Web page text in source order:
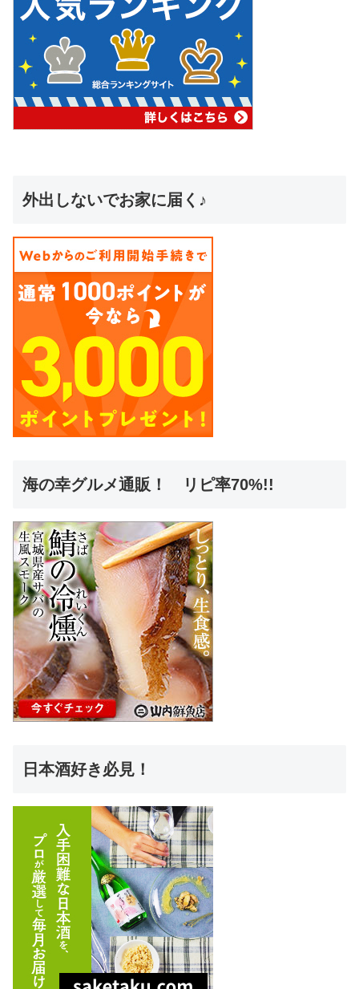
外出しないでお家に届く♪
海の幸グルメ通販！ リピ率70%!!
日本酒好き必見！